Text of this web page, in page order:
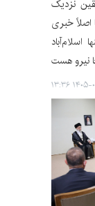
نزدیک
اصلاً خبری
اسلام‌آباد
نیرو هست
۰۴ ۱۳:۳۶